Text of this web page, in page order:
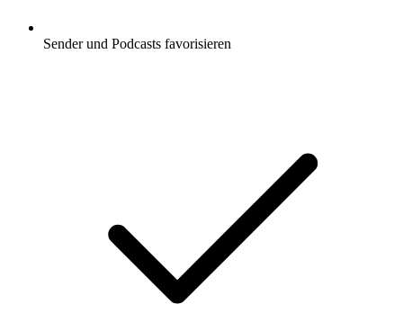
Sender und Podcasts favorisieren